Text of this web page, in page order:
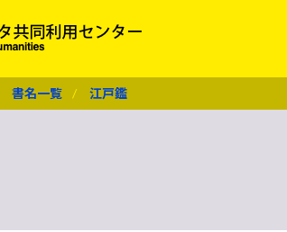
書名一覧 江戸鑑